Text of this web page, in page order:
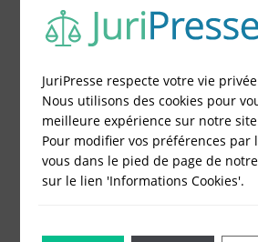
JuriPresse respecte votre vie privée
Nous utilisons des cookies pour
meilleure expérience sur notre
Pour modifier vos préférences par
vous dans le pied de page de
sur le lien 'Informations Cookies'.